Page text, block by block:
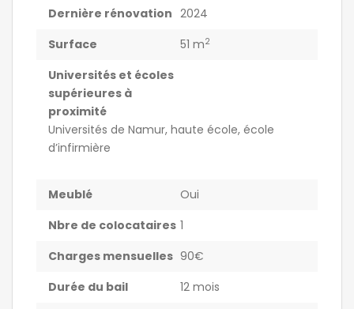
Dernière rénovation 2024
Surface
51 m2
Universités et écoles
supérieures à
proximité
Universités de Namur, haute école, école
d’infirmière
Meublé
Oui
Nbre de colocataires 1
Charges mensuelles 90€
Durée du bail
12 mois